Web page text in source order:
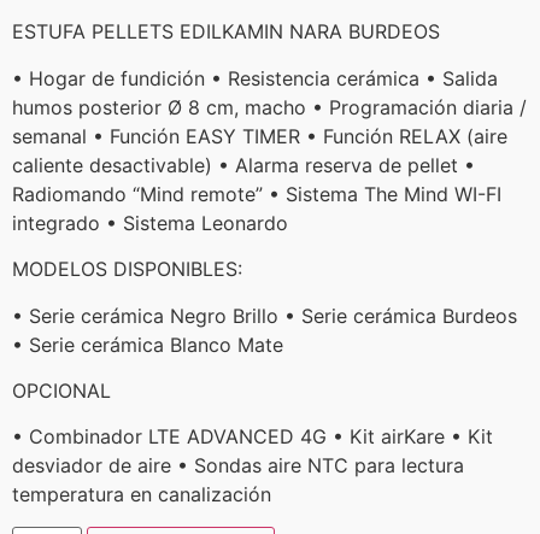
ESTUFA PELLETS EDILKAMIN NARA BURDEOS
• Hogar de fundición • Resistencia cerámica • Salida
humos posterior Ø 8 cm, macho • Programación diaria /
semanal • Función EASY TIMER • Función RELAX (aire
caliente desactivable) • Alarma reserva de pellet •
Radiomando “Mind remote” • Sistema The Mind WI-FI
integrado • Sistema Leonardo
MODELOS DISPONIBLES:
• Serie cerámica Negro Brillo • Serie cerámica Burdeos
• Serie cerámica Blanco Mate
OPCIONAL
• Combinador LTE ADVANCED 4G • Kit airKare • Kit
desviador de aire • Sondas aire NTC para lectura
temperatura en canalización